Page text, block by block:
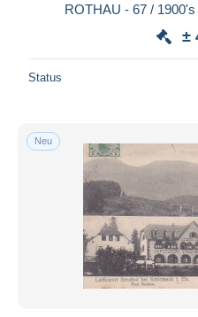
ROTHAU - 67 /
±
Status
Neu